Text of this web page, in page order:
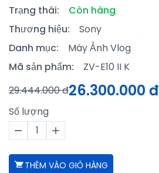
Trạng thái:
Còn hàng
Thương hiệu:
Sony
Danh mục:
Máy Ảnh Vlog
Mã sản phẩm:
ZV-E10 II K
29.444.000 đ26.300.000 đ
Số lượng
1
THÊM VÀO GIỎ HÀNG